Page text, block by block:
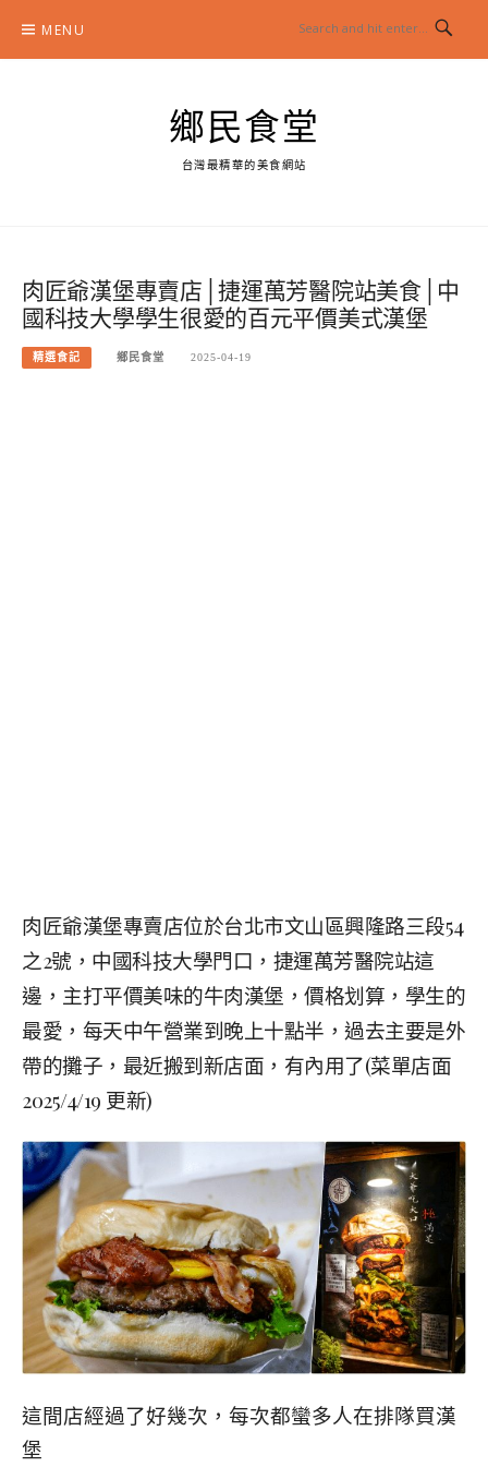
content
MENU
鄉民食堂
台灣最精華的美食網站
肉匠爺漢堡專賣店│捷運萬芳醫院站美食│中
國科技大學學生很愛的百元平價美式漢堡
精選食記 鄉民食堂 2025-04-19
肉匠爺漢堡專賣店位於台北市文山區興隆路三段54
之2號，中國科技大學門口，捷運萬芳醫院站這
邊，主打平價美味的牛肉漢堡，價格划算，學生的
最愛，每天中午營業到晚上十點半，過去主要是外
帶的攤子，最近搬到新店面，有內用了(菜單店面
2025/4/19 更新)
這間店經過了好幾次，每次都蠻多人在排隊買漢
堡